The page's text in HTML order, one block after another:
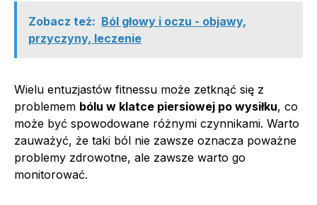
Zobacz też: Ból głowy i oczu - objawy,
przyczyny, leczenie
Wielu entuzjastów fitnessu może zetknąć się z
problemem bólu w klatce piersiowej po wysiłku, co
może być spowodowane różnymi czynnikami. Warto
zauważyć, że taki ból nie zawsze oznacza poważne
problemy zdrowotne, ale zawsze warto go
monitorować.